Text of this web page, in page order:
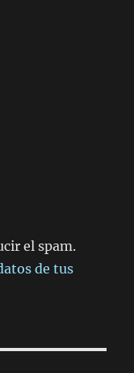
el spam.
de tus